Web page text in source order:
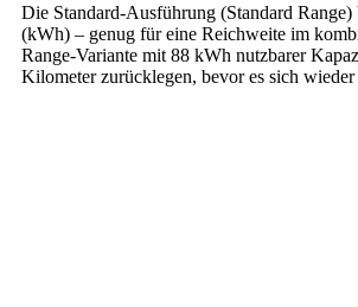
Die Standard-Ausführung (Standard
(kWh) – genug für eine Reichweite im
Range-Variante mit 88 kWh nutzbarer
Kilometer zurücklegen, bevor es sich